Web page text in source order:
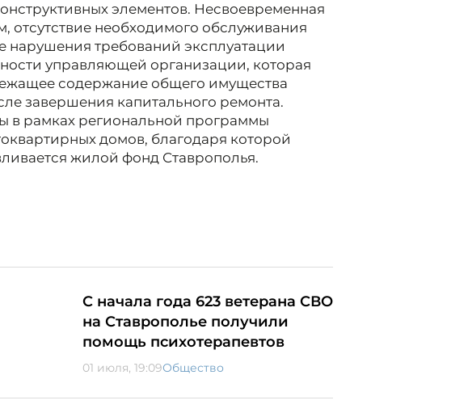
элементов. Несвоевременная
отсутствие необходимого обслуживания
требований эксплуатации
управляющей организации, которая
содержание общего имущества
завершения капитального ремонта.
в рамках региональной программы
домов, благодаря которой
жилой фонд Ставрополья.
С начала года 623 ветерана СВО
на Ставрополье получили
помощь психотерапевтов
01 июля, 19:09Общество